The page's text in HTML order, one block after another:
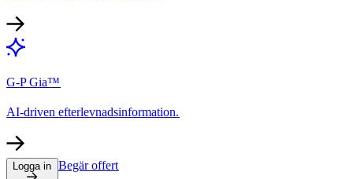
G-P Gia™​​
AI-driven efterlevnadsinformation.​​
Logga in​​ Begär offert​​